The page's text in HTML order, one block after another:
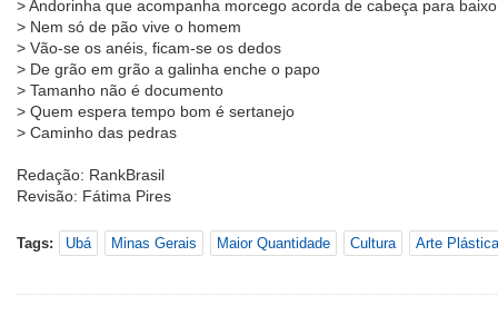
> Andorinha que acompanha morcego acorda de cabeça para baixo
> Nem só de pão vive o homem
> Vão-se os anéis, ficam-se os dedos
> De grão em grão a galinha enche o papo
> Tamanho não é documento
> Quem espera tempo bom é sertanejo
> Caminho das pedras
Redação: RankBrasil
Revisão: Fátima Pires
Tags: Ubá Minas Gerais Maior Quantidade Cultura Arte Plástica